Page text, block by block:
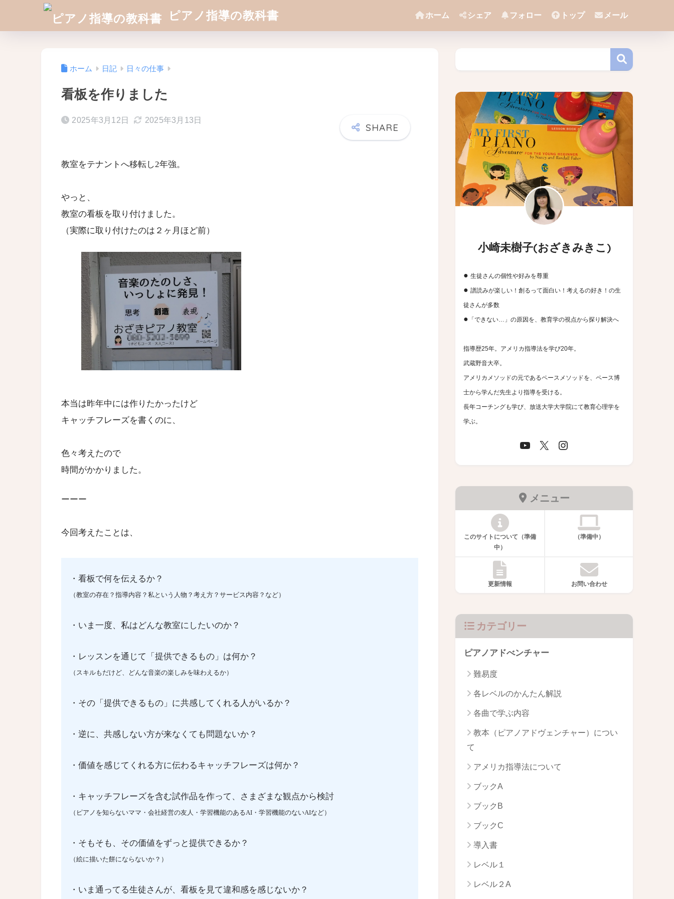
ピアノ指導の教科書 ホーム シェア フォロー トップ メール
ホーム 日記 日々の仕事
看板を作りました
2025年3月12日 2025年3月13日
教室をテナントへ移転し2年強。
やっと、
教室の看板を取り付けました。
（実際に取り付けたのは２ヶ月ほど前）
本当は昨年中には作りたかったけど
キャッチフレーズを書くのに、
色々考えたので
時間がかかりました。
ーーー
今回考えたことは、
・看板で何を伝えるか？
（教室の存在？指導内容？私という人物？考え方？サービス内容？など）
・いま一度、私はどんな教室にしたいのか？
・レッスンを通じて「提供できるもの」は何か？
（スキルもだけど、どんな音楽の楽しみを味わえるか）
・その「提供できるもの」に共感してくれる人がいるか？
・逆に、共感しない方が来なくても問題ないか？
・価値を感じてくれる方に伝わるキャッチフレーズは何か？
・キャッチフレーズを含む試作品を作って、さまざまな観点から検討
（ピアノを知らないママ・会社経営の友人・学習機能のあるAI・学習機能のないAIなど）
・そもそも、その価値をずっと提供できるか？
（絵に描いた餅にならないか？）
・いま通ってる生徒さんが、看板を見て違和感を感じないか？
小崎未樹子(おざきみきこ)
● 生徒さんの個性や好みを尊重
● 譜読みが楽しい！創るって面白い！考えるの好き！の生
徒さんが多数
● 「できない…」の原因を、教育学の視点から探り解決へ
指導歴25年。アメリカ指導法を学び20年。
武蔵野音大卒。
アメリカメソッドの元であるペースメソッドを、ペース博
士から学んだ先生より指導を受ける。
長年コーチングも学び、放送大学大学院にて教育心理学を
学ぶ。
メニュー
このサイトについて（準備
中）
（準備中）
更新情報 お問い合わせ
カテゴリー
ピアノアドべンチャー
難易度
各レベルのかんたん解説
各曲で学ぶ内容
教本（ピアノアドヴェンチャー）につい
て
アメリカ指導法について
ブックA
ブックB
ブックC
導入書
レベル１
レベル２A